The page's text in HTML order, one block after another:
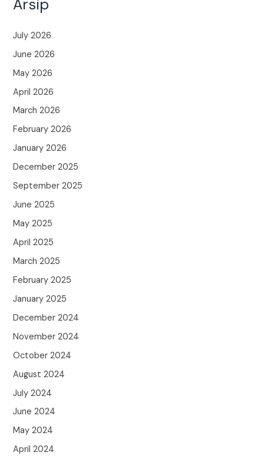
Arsip
July 2026
June 2026
May 2026
April 2026
March 2026
February 2026
January 2026
December 2025
September 2025
June 2025
May 2025
April 2025
March 2025
February 2025
January 2025
December 2024
November 2024
October 2024
August 2024
July 2024
June 2024
May 2024
April 2024